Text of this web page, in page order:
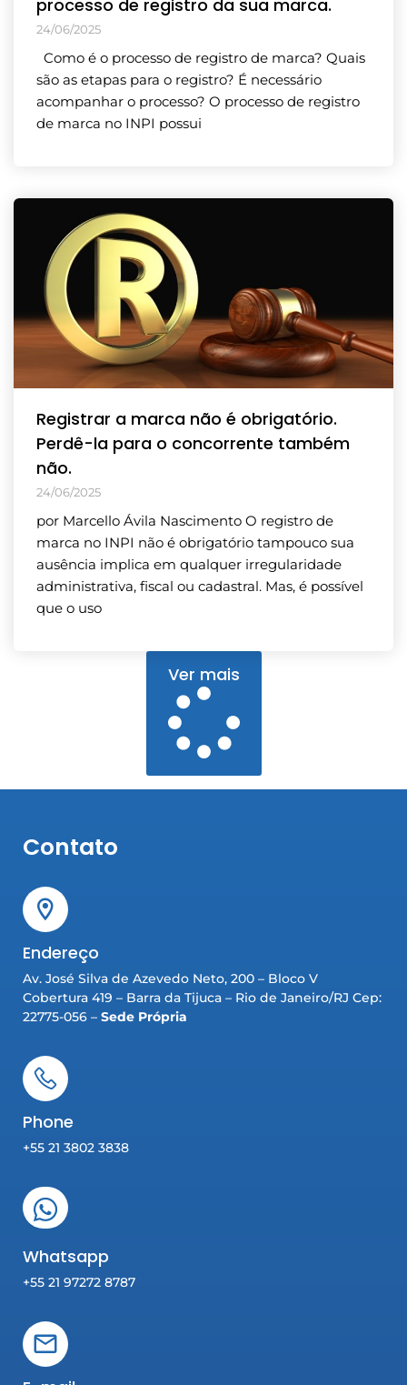
processo de registro da sua marca.
24/06/2025
Como é o processo de registro de marca? Quais
são as etapas para o registro? É necessário
acompanhar o processo? O processo de registro
de marca no INPI possui
Registrar a marca não é obrigatório.
Perdê-la para o concorrente também
não.
24/06/2025
por Marcello Ávila Nascimento O registro de
marca no INPI não é obrigatório tampouco sua
ausência implica em qualquer irregularidade
administrativa, fiscal ou cadastral. Mas, é possível
que o uso
Ver mais
Contato
Endereço
Av. José Silva de Azevedo Neto, 200 – Bloco V
Cobertura 419 – Barra da Tijuca – Rio de Janeiro/RJ Cep:
22775-056 – Sede Própria
Phone
+55 21 3802 3838
Whatsapp
+55 21 97272 8787